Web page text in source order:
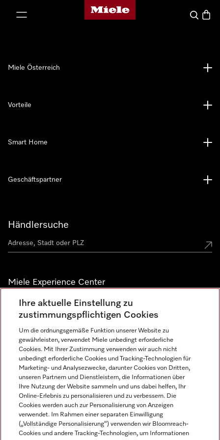
Miele-Homepage
Suche
Händlersuche
Miele Experience Center
Alle Miele Experience Center anzeigen
Newsletter
Miele Österreich
Vorteile
Smart Home
Geschäftspartner
Miele auf Instagram
Miele auf Facebook
Miele auf Youtube
Ihre aktuelle Einstellung zu
zustimmungspflichtigen Cookies
Um die ordnungsgemäße Funktion unserer Website zu
gewährleisten, verwendet Miele unbedingt erforderliche
Cookies. Mit Ihrer Zustimmung verwenden wir auch nicht
unbedingt erforderliche Cookies und Tracking-Technologien für
Marketing- und Analysezwecke, darunter Cookies von Dritten,
unseren Partnern und Dienstleistern, die Informationen über
Ihre Nutzung der Website sammeln und uns dabei helfen, Ihr
Online-Erlebnis zu personalisieren und zu verbessern. Die
Cookies werden auch zur Personalisierung von Anzeigen
verwendet. Im Rahmen einer separaten Einwilligung
(„Vollständige Personalisierung“) verwenden wir Bloomreach-
Cookies und andere Tracking-Technologien, um Informationen